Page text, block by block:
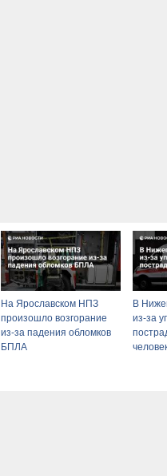
На Ярославском НПЗ
произошло возгорание
из-за падения обломков
БПЛА
В
из-за